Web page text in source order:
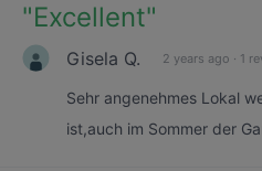
"Excellent"
Gisela Q. 2 years ago · 1
Sehr angenehmes Lokal
ist,auch im Sommer der